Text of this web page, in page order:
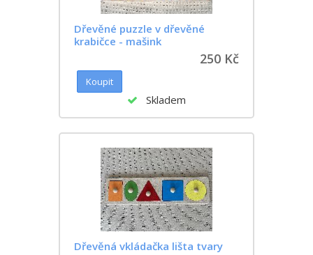
Dřevěné puzzle v dřevěné
krabičce - mašink
250 Kč
Skladem
Dřevěná vkládačka lišta tvary